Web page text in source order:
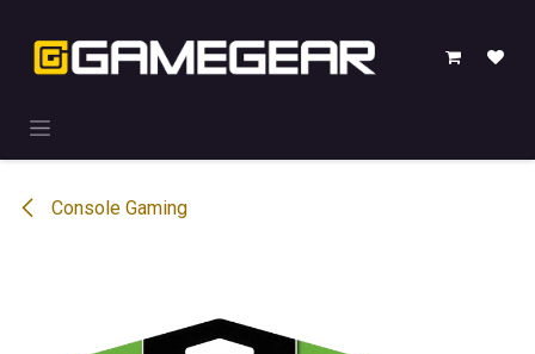
Console Gaming